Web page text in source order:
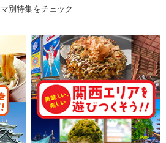
別特集をチェック